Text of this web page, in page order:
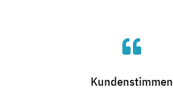

Kundenstimmen